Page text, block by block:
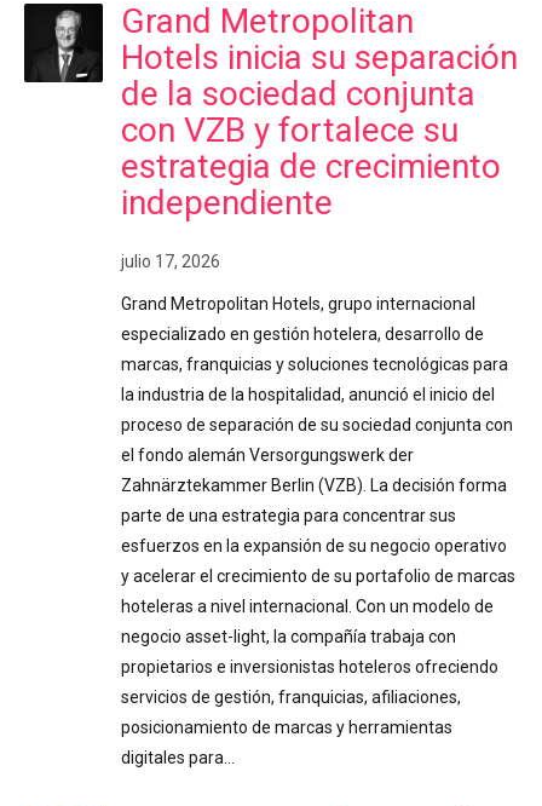
Grand Metropolitan
Hotels inicia su separación
de la sociedad conjunta
con VZB y fortalece su
estrategia de crecimiento
independiente
julio 17, 2026
Grand Metropolitan Hotels, grupo internacional
especializado en gestión hotelera, desarrollo de
marcas, franquicias y soluciones tecnológicas para
la industria de la hospitalidad, anunció el inicio del
proceso de separación de su sociedad conjunta con
el fondo alemán Versorgungswerk der
Zahnärztekammer Berlin (VZB). La decisión forma
parte de una estrategia para concentrar sus
esfuerzos en la expansión de su negocio operativo
y acelerar el crecimiento de su portafolio de marcas
hoteleras a nivel internacional. Con un modelo de
negocio asset-light, la compañía trabaja con
propietarios e inversionistas hoteleros ofreciendo
servicios de gestión, franquicias, afiliaciones,
posicionamiento de marcas y herramientas
digitales para…